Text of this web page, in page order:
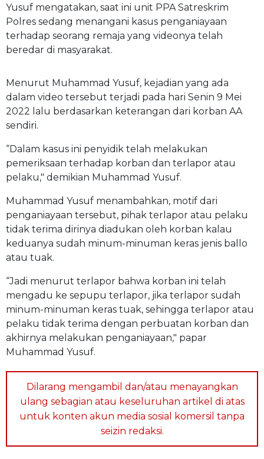
Yusuf mengatakan, saat ini unit PPA Satreskrim
Polres sedang menangani kasus penganiayaan
terhadap seorang remaja yang videonya telah
beredar di masyarakat.
Menurut Muhammad Yusuf, kejadian yang ada
dalam video tersebut terjadi pada hari Senin 9 Mei
2022 lalu berdasarkan keterangan dari korban AA
sendiri.
“Dalam kasus ini penyidik telah melakukan
pemeriksaan terhadap korban dan terlapor atau
pelaku," demikian Muhammad Yusuf.
Muhammad Yusuf menambahkan, motif dari
penganiayaan tersebut, pihak terlapor atau pelaku
tidak terima dirinya diadukan oleh korban kalau
keduanya sudah minum-minuman keras jenis ballo
atau tuak.
“Jadi menurut terlapor bahwa korban ini telah
mengadu ke sepupu terlapor, jika terlapor sudah
minum-minuman keras tuak, sehingga terlapor atau
pelaku tidak terima dengan perbuatan korban dan
akhirnya melakukan penganiayaan," papar
Muhammad Yusuf.
Dilarang mengambil dan/atau menayangkan
ulang sebagian atau keseluruhan artikel di atas
untuk konten akun media sosial komersil tanpa
seizin redaksi.